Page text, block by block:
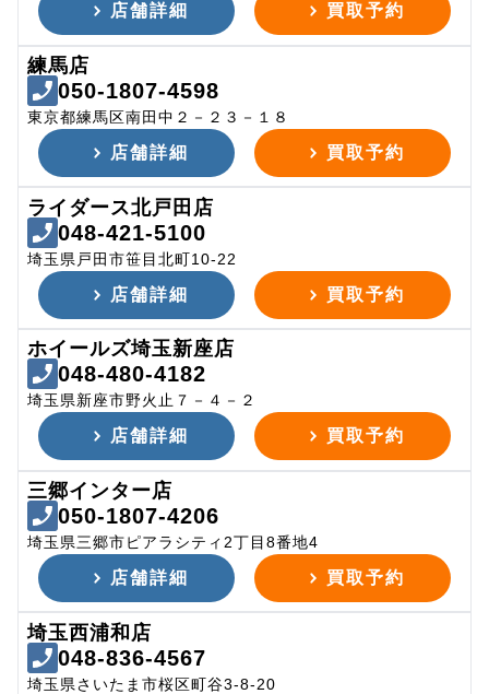
店舗詳細 買取予約
練馬店
050-1807-4598
東京都練馬区南田中２－２３－１８
店舗詳細 買取予約
ライダース北戸田店
048-421-5100
埼玉県戸田市笹目北町10-22
店舗詳細 買取予約
ホイールズ埼玉新座店
048-480-4182
埼玉県新座市野火止７－４－２
店舗詳細 買取予約
三郷インター店
050-1807-4206
埼玉県三郷市ピアラシティ2丁目8番地4
店舗詳細 買取予約
埼玉西浦和店
048-836-4567
埼玉県さいたま市桜区町谷3-8-20